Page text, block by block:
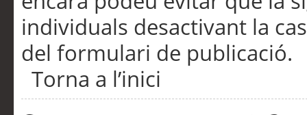
individuals desactivant la
del formulari de publicació.
Torna a l’inici